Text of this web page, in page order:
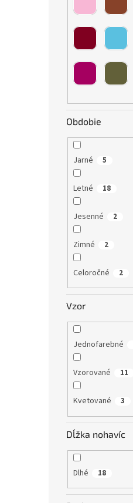
Obdobie
Jarné 5
Letné 18
Jesenné 2
Zimné 2
Celoročné 2
Vzor
Jednofarebné
Vzorované 11
Kvetované 3
Dĺžka nohavíc
Dlhé 18